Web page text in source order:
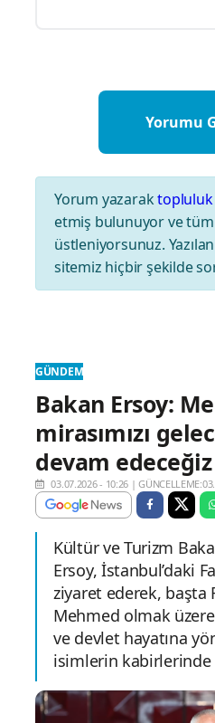
Yorum yazaraktopluluk
etmiş bulunuyor ve
üstleniyorsunuz.
sitemiz hiçbir şekilde
GÜNDEM
Bakan Ersoy:
mirasımızı
devam edeceğiz
03.07.2026 - 10:26 |
Kültür ve Turizm
Ersoy, İstanbul’daki
ziyaret ederek, başta
Mehmed olmak
ve devlet hayatına
isimlerin